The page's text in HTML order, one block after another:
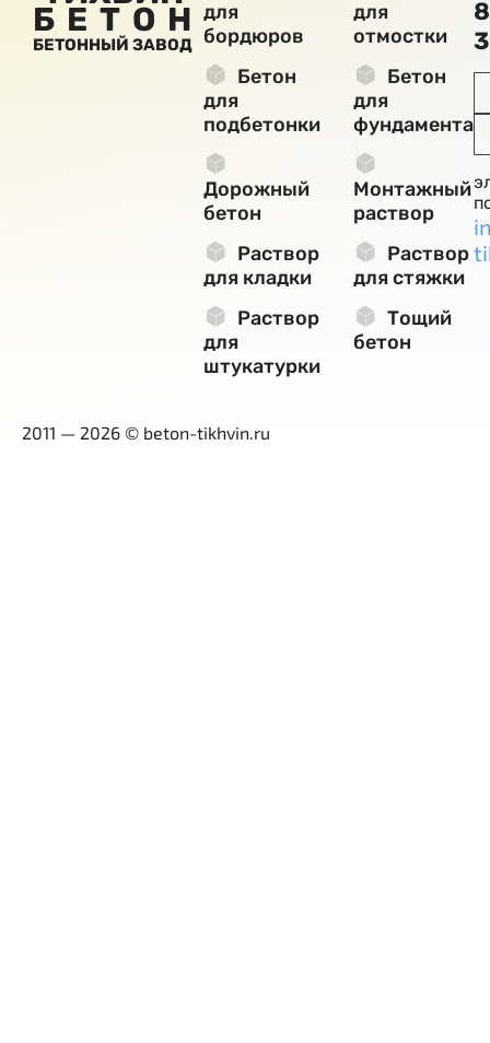
БЕТОН
БЕТОННЫЙ ЗАВОД
для
бордюров
для
отмостки
Бетон
для
подбетонки
Бетон
для
фундамента
Дорожный
бетон
Монтажный
раствор
Раствор
для кладки
Раствор
для стяжки
Раствор
для
штукатурки
Тощий
бетон
2011 — 2026 © beton-tikhvin.ru